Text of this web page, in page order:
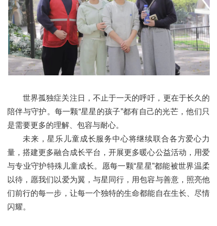
世界孤独症关注日，不止于一天的呼吁，更在于长久的
陪伴与守护。每一颗“星星的孩子”都有自己的光芒，他们只
是需要更多的理解、包容与耐心。
未来，星乐儿童成长服务中心将继续联合各方爱心力
量，搭建更多融合成长平台，开展更多暖心公益活动，用爱
与专业守护特殊儿童成长。愿每一颗“星星”都能被世界温柔
以待，愿我们以爱为翼，与星同行，用包容与善意，照亮他
们前行的每一步，让每一个独特的生命都能自在生长、尽情
闪耀。